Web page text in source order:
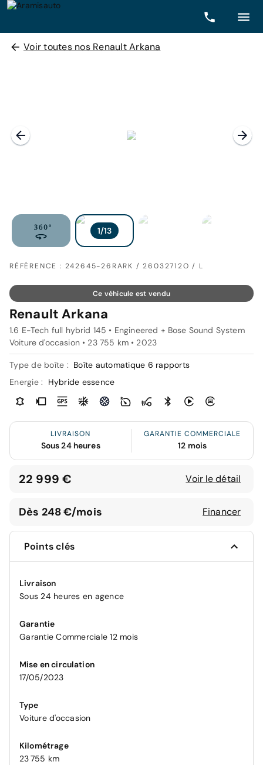
Voir toutes nos Renault Arkana
RÉFÉRENCE : 242645-26RARK / 26032712O / L
Ce véhicule est vendu
Renault Arkana
1.6 E-Tech full hybrid 145 • Engineered + Bose Sound System
Voiture d'occasion • 23 755 km • 2023
Type de boîte : Boîte automatique 6 rapports
Energie :
Hybride essence
LIVRAISON
Sous 24 heures
GARANTIE COMMERCIALE
12 mois
22 999 € Voir le détail
Dès 248 €/mois Financer
Points clés
Livraison
Sous 24 heures en agence
Garantie
Garantie Commerciale 12 mois
Mise en circulation
17/05/2023
Type
Voiture d'occasion
Kilométrage
23 755 km